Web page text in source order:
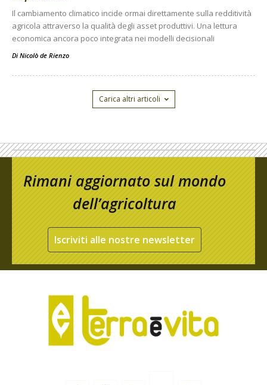
Il cambiamento climatico incide ormai direttamente sulla redditività
agricola attraverso la qualità degli asset produttivi. Una lettura
economica ancora poco integrata nei modelli decisionali
Di Nicolò de Rienzo
Carica altri articoli
Rimani aggiornato sul mondo
dell’agricoltura
Iscriviti alle nostre newsletter